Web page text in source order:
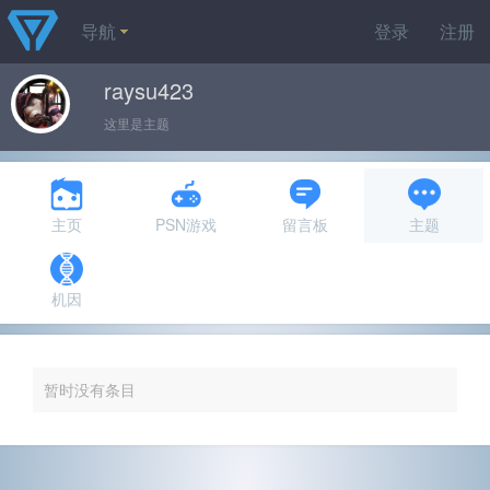
登录 注册
导航
raysu423
这里是主题
主页 PSN游戏 留言板 主题
机因
暂时没有条目